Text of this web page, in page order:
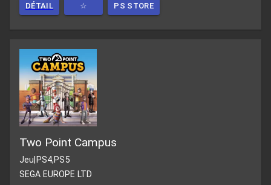
DÉTAIL ☆ PS STORE
Two Point Campus
Jeu|PS4,PS5
SEGA EUROPE LTD